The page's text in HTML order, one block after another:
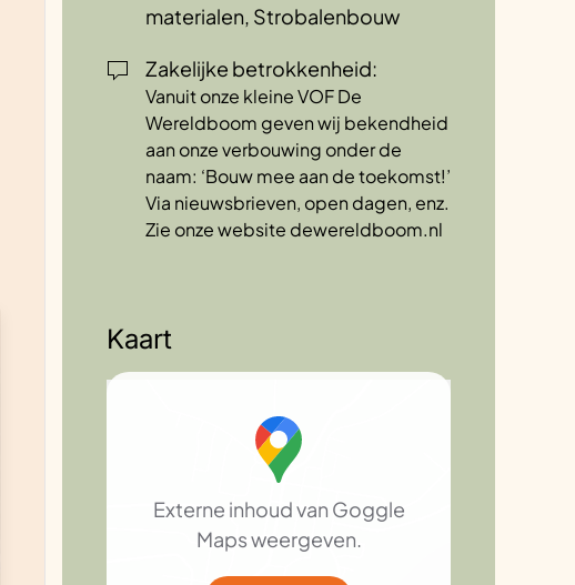
materialen, Strobalenbouw
Zakelijke betrokkenheid:
Vanuit onze kleine VOF De
Wereldboom geven wij bekendheid
aan onze verbouwing onder de
naam: ‘Bouw mee aan de toekomst!’
Via nieuwsbrieven, open dagen, enz.
Zie onze website dewereldboom.nl
Kaart
Externe inhoud van Goggle
Maps weergeven.